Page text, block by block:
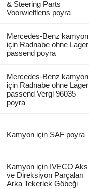
& Steering Parts
Voorwielflens poyra
Mercedes-Benz kamyon
için Radnabe ohne Lager
passend poyra
Mercedes-Benz kamyon
için Radnabe ohne Lager
passend Vergl 96035
poyra
Kamyon için SAF poyra
Kamyon için IVECO Aks
ve Direksiyon Parçaları
Arka Tekerlek Göbeği